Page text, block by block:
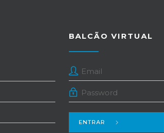
BALCÃO VIRTUAL
ENTRAR